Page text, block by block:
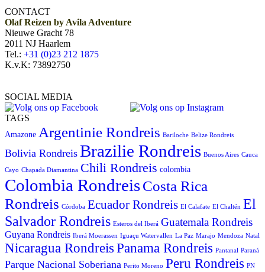
CONTACT
Olaf Reizen by Avila Adventure
Nieuwe Gracht 78
2011 NJ Haarlem
Tel.: +31 (0)23 212 1875
K.v.K: 73892750
SOCIAL MEDIA
TAGS
Amazone Argentinie Rondreis Bariloche Belize Rondreis
Bolivia Rondreis Brazilie Rondreis Buenos Aires Cauca
Cayo Chapada Diamantina Chili Rondreis colombia
Colombia RondreisCosta Rica
Rondreis Córdoba Ecuador Rondreis El Calafate El Chaltén El
Salvador Rondreis Esteros del Iberá Guatemala Rondreis
Guyana Rondreis Iberá Moerassen Iguaçu Watervallen La Paz Marajo Mendoza Natal
Nicaragua Rondreis Panama Rondreis Pantanal Paraná
Parque Nacional Soberiana Perito Moreno Peru Rondreis PN